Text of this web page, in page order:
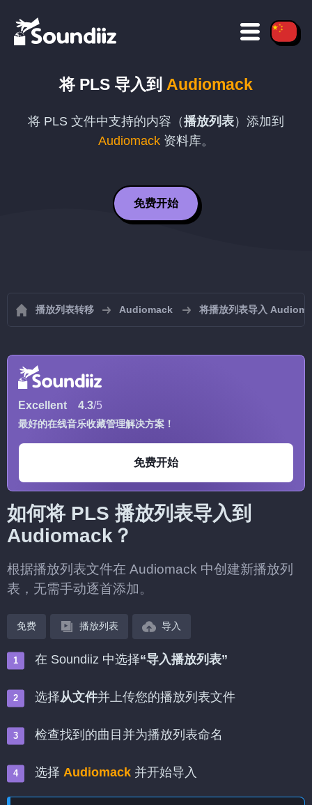
将 PLS 导入到 Audiomack
将 PLS 文件中支持的内容（播放列表）添加到
Audiomack 资料库。
免费开始
播放列表转移 Audiomack 将播放列表导入
Excellent 4.3/5
最好的在线音乐收藏管理解决方案！
免费开始
如何将 PLS 播放列表导入到
Audiomack？
根据播放列表文件在 Audiomack 中创建新播放列
表，无需手动逐首添加。
免费 播放列表 导入
在 Soundiiz 中选择“导入播放列表”
选择从文件并上传您的播放列表文件
检查找到的曲目并为播放列表命名
选择 Audiomack 并开始导入